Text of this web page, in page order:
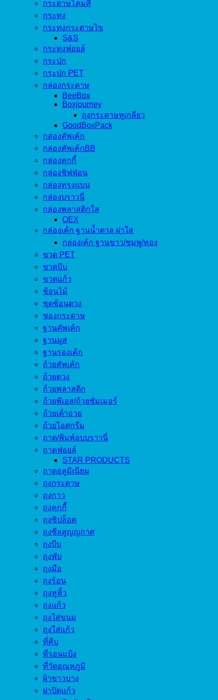
กระดาษโคมสี
กระทง
กระทงกระดาษไข
S&S
กระทงฟอยล์
กระปุก
กระปุก PET
กล่องกระดาษ
BeeBox
Boxjourney
ถุงกระดาษหูเกลียว
GoodBoxPack
กล่องคัพเค้ก
กล่องคัพเค้กBB
กล่องคุกกี้
กล่องชิฟฟ่อน
กล่องทรงแบน
กล่องบราวนี่
กล่องพลาสติกใส
OEX
กล่องเค้ก ฐานน้ำตาล ฝาใส
กล่องเค้ก ฐานขาว/ชมพู/ทอง
ขวด PET
ขวดบีบ
ขวดแก้ว
ช้อนไม้
ชุดช้อนตวง
ซองกระดาษ
ฐานคัพเค้ก
ฐานมูส
ฐานรองเค้ก
ถ้วยคัพเค้ก
ถ้วยตวง
ถ้วยพลาสติก
ถ้วยพีเอส/ถ้วยซัมเมอร์
ถ้วยเต้าอวย
ถ้วยไอศกรีม
ถาด/พิมพ์อบบราวนี่
ถาดฟอยล์
STAR PRODUCTS
ถาดอลูมิเนียม
ถุงกระดาษ
ถุงกาว
ถุงคุกกี้
ถุงซิปล็อค
ถุงซีลสูญญกาศ
ถุงบีบ
ถุงพับ
ถุงมือ
ถุงร้อน
ถุงหูหิ้ว
ถุงแก้ว
ถุงใส่ขนม
ถุงใส่แก้ว
ที่คีบ
ที่รอนแป้ง
ที่วัดอุณหภูมิ
ผ้าขาวบาง
ฝาปิดแก้ว